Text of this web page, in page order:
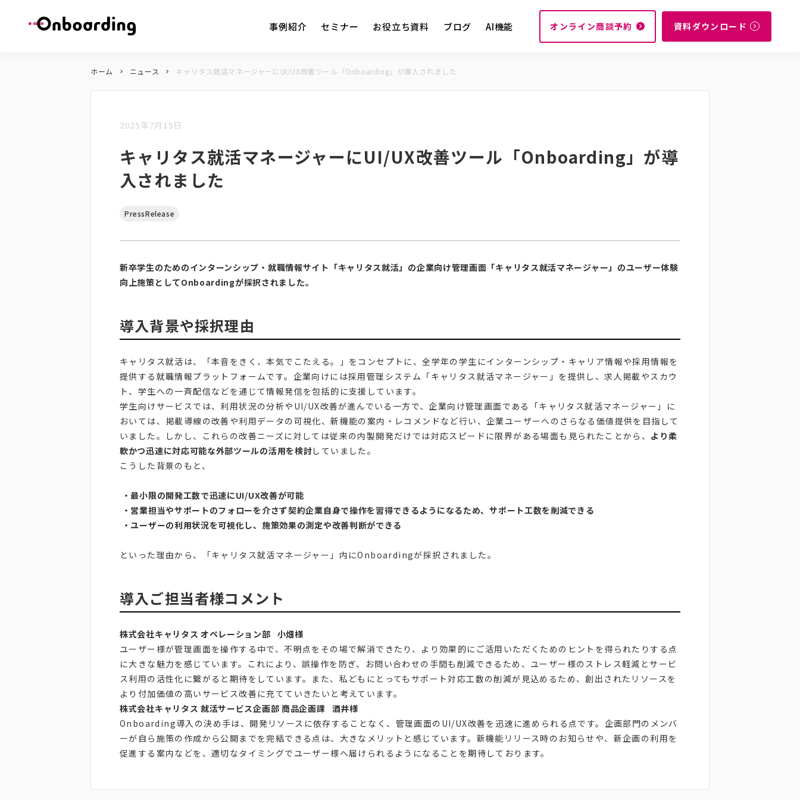
事例紹介 セミナー お役立ち資料 ブログ AI機能 オンライン商談予約 navigate_next 資料ダウンロード navigate_next
ホーム keyboard_arrow_right ニュース keyboard_arrow_right キャリタス就活マネージャーにUI/UX改善ツール「Onboarding」が導入されました
2025年7月15日
キャリタス就活マネージャーにUI/UX改善ツール「Onboarding」が導
入されました
PressRelease
新卒学生のためのインターンシップ・就職情報サイト「キャリタス就活」の企業向け管理画面「キャリタス就活マネージャー」のユーザー体験
向上施策としてOnboardingが採択されました。
導入背景や採択理由
キャリタス就活は、「本音をきく、本気でこたえる。」をコンセプトに、全学年の学生にインターンシップ・キャリア情報や採用情報を
提供する就職情報プラットフォームです。企業向けには採用管理システム「キャリタス就活マネージャー」を提供し、求人掲載やスカウ
ト、学生への一斉配信などを通じて情報発信を包括的に支援しています。
学生向けサービスでは、利用状況の分析やUI/UX改善が進んでいる一方で、企業向け管理画面である「キャリタス就活マネージャー」に
おいては、掲載導線の改善や利用データの可視化、新機能の案内・レコメンドなど行い、企業ユーザーへのさらなる価値提供を目指して
いました。しかし、これらの改善ニーズに対しては従来の内製開発だけでは対応スピードに限界がある場面も見られたことから、 より柔
軟かつ迅速に対応可能な外部ツールの活用を検討していました。
こうした背景のもと、
・最小限の開発工数で迅速にUI/UX改善が可能
・営業担当やサポートのフォローを介さず契約企業自身で操作を習得できるようになるため、サポート工数を削減できる
・ユーザーの利用状況を可視化し、施策効果の測定や改善判断ができる
といった理由から、「キャリタス就活マネージャー」内にOnboardingが採択されました。
導入ご担当者様コメント
株式会社キャリタス オペレーション部 小畑様
ユーザー様が管理画面を操作する中で、不明点をその場で解消できたり、より効果的にご活用いただくためのヒントを得られたりする点
に大きな魅力を感じています。これにより、誤操作を防ぎ、お問い合わせの手間も削減できるため、ユーザー様のストレス軽減とサービ
ス利用の活性化に繋がると期待をしています。また、私どもにとってもサポート対応工数の削減が見込めるため、創出されたリソースを
より付加価値の高いサービス改善に充てていきたいと考えています。
株式会社キャリタス 就活サービス企画部 商品企画課 酒井様
Onboarding導入の決め手は、開発リソースに依存することなく、管理画面のUI/UX改善を迅速に進められる点です。企画部門のメンバ
ーが自ら施策の作成から公開までを完結できる点は、大きなメリットと感じています。新機能リリース時のお知らせや、新企画の利用を
促進する案内などを、適切なタイミングでユーザー様へ届けられるようになることを期待しております。